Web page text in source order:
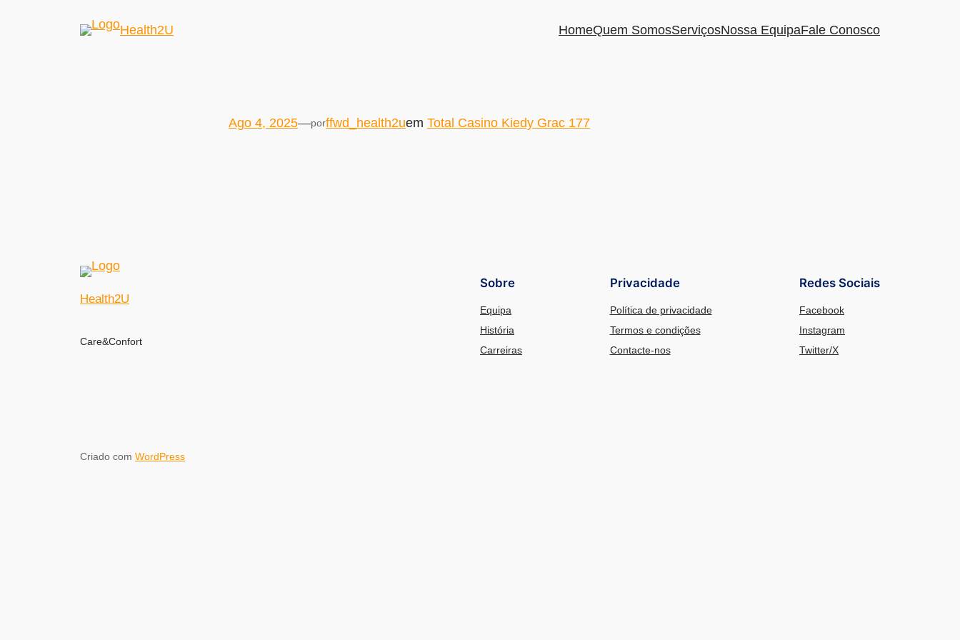
Health2U HomeQuem SomosServiçosNossa EquipaFale Conosco
Ago 4, 2025—porffwd_health2uem Total Casino Kiedy Grac 177
Health2U
Care&Confort
Sobre
Equipa
História
Carreiras
Privacidade
Política de privacidade
Termos e condições
Contacte-nos
Redes Sociais
Facebook
Instagram
Twitter/X
Criado com WordPress